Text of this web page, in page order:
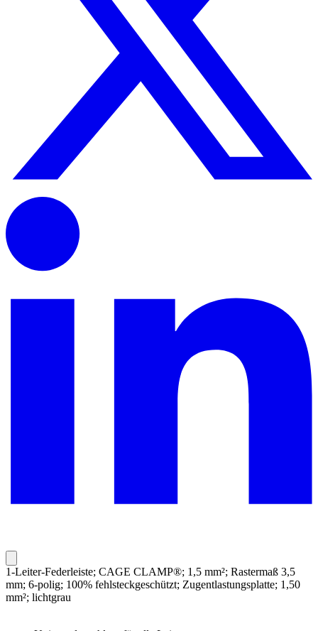
1-Leiter-Federleiste; CAGE CLAMP®; 1,5 mm²; Rastermaß 3,5
mm; 6-polig; 100% fehlsteckgeschützt; Zugentlastungsplatte; 1,50
mm²; lichtgrau